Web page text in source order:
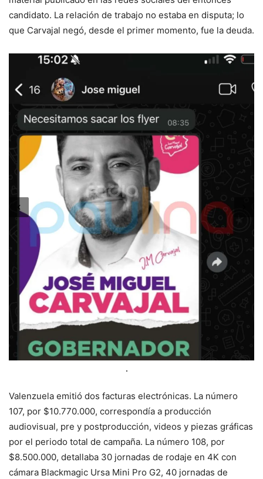
candidato. La relación de trabajo no estaba en disputa; lo
que Carvajal negó, desde el primer momento, fue la deuda.
Valenzuela emitió dos facturas electrónicas. La número
107, por $10.770.000, correspondía a producción
audiovisual, pre y postproducción, videos y piezas gráficas
por el periodo total de campaña. La número 108, por
$8.500.000, detallaba 30 jornadas de rodaje en 4K con
cámara Blackmagic Ursa Mini Pro G2, 40 jornadas de